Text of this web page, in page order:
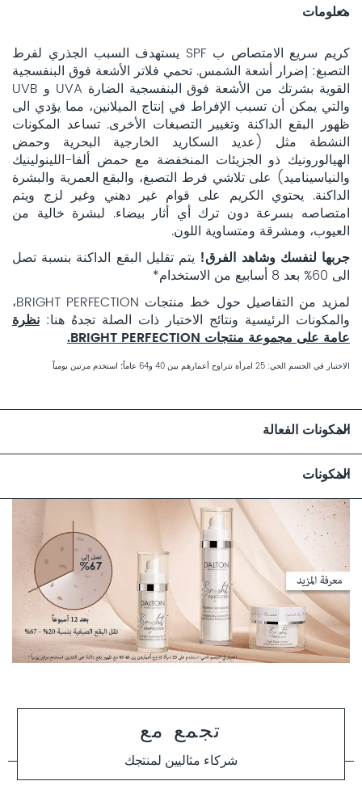
معلومات
كريم سريع الامتصاص ب SPF يستهدف السبب الجذري لفرط
التصبغ: إضرار أشعة الشمس. تحمي فلاتر الأشعة فوق البنفسجية
القوية بشرتك من الأشعة فوق البنفسجية الضارة UVA و UVB
والتي يمكن أن تسبب الإفراط في إنتاج الميلانين، مما يؤدي الى
ظهور البقع الداكنة وتغيير التصبغات الأخرى. تساعد المكونات
النشطة مثل (عديد السكاريد الخارجية البحرية وحمض
الهيالورونيك ذو الجزيئات المنخفضة مع حمض ألفا-اللينولينيك
والنياسيناميد) على تلاشي فرط التصبغ، والبقع العمرية والبشرة
الداكنة. يحتوي الكريم على قوام غير دهني وغير لزج ويتم
امتصاصه بسرعة دون ترك أي أثار بيضاء. لبشرة خالية من
العيوب، ومشرقة ومتساوية اللون.
جربها لنفسك وشاهد الفرق! يتم تقليل البقع الداكنة بنسبة تصل
الى 60% بعد 8 أسابيع من الاستخدام*
لمزيد من التفاصيل حول خط منتجات BRIGHT PERFECTION،
والمكونات الرئيسية ونتائج الاختبار ذات الصلة تجدهُ هنا: نظرة
عامة على مجموعة منتجات BRIGHT PERFECTION.
الاختبار في الجسم الحي: 25 امرأة تتراوح أعمارهم بين 40 و64 عاماً؛ استخدم مرتين يومياً
المكونات الفعالة
المكونات
تجمع مع
شركاء مثاليين لمنتجك